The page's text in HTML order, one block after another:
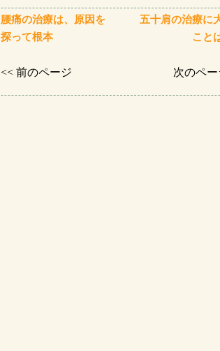
腰痛の治療は、原因を
探って根本
<< 前のページ
五十肩の治療に
こと
次のペー